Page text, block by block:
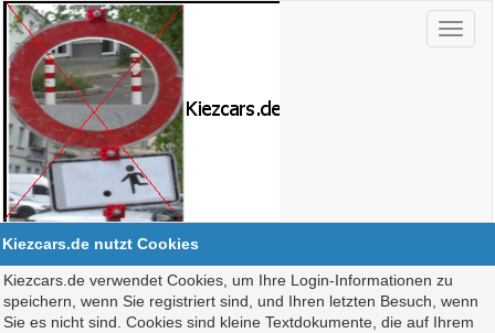
Kiezcars.de nutzt Cookies
Kiezcars.de verwendet Cookies, um Ihre Login-Informationen zu
speichern, wenn Sie registriert sind, und Ihren letzten Besuch, wenn
Sie es nicht sind. Cookies sind kleine Textdokumente, die auf Ihrem